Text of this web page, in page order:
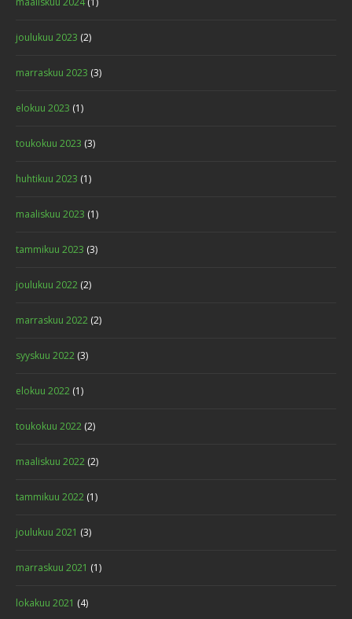
joulukuu 2023 (2)
marraskuu 2023 (3)
elokuu 2023 (1)
toukokuu 2023 (3)
huhtikuu 2023 (1)
maaliskuu 2023 (1)
tammikuu 2023 (3)
joulukuu 2022 (2)
marraskuu 2022 (2)
syyskuu 2022 (3)
elokuu 2022 (1)
toukokuu 2022 (2)
maaliskuu 2022 (2)
tammikuu 2022 (1)
joulukuu 2021 (3)
marraskuu 2021 (1)
lokakuu 2021 (4)